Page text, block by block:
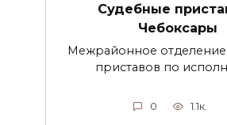
Судебные
Чебоксары
Межрайонное отделение
приставов по
0 1.1к.